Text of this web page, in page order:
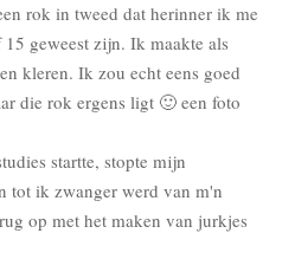
rok in tweed dat herinner ik me
geweest zijn. Ik maakte als
kleren. Ik zou echt eens goed
die rok ergens ligt 🙂 een foto
startte, stopte mijn
tot ik zwanger werd van m'n
op met het maken van jurkjes